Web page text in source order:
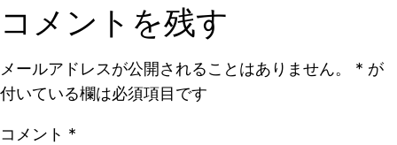
コメントを残す
メールアドレスが公開されることはありません。 * が
付いている欄は必須項目です
コメント *